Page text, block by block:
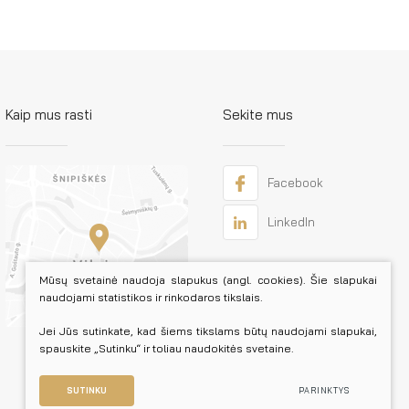
Kaip mus rasti Sekite mus
Facebook
LinkedIn
Mūsų svetainė naudoja slapukus (angl. cookies). Šie slapukai
naudojami statistikos ir rinkodaros tikslais.
Jei Jūs sutinkate, kad šiems tikslams būtų naudojami slapukai,
spauskite „Sutinku“ ir toliau naudokitės svetaine.
SUTINKU PARINKTYS